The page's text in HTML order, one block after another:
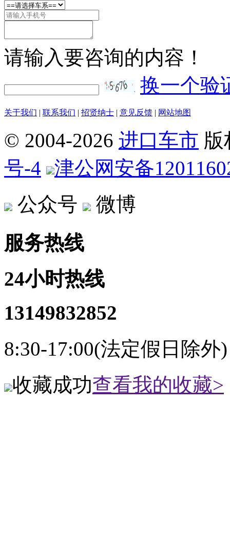
请输入要咨询的内容！
换一个验
关于我们 | 联系我们 | 招贤纳士 | 意见反馈 | 网站地图
© 2004-2026 进口车市
号-4
津公网安备
公众号
微博
服务热线
24小时热线
13149832852
8:30-17:00(法定假日除外)
收藏成功查看我的收藏>